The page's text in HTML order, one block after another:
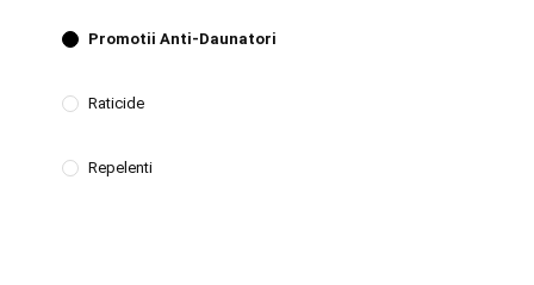
Promotii Anti-Daunatori
Raticide
Repelenti